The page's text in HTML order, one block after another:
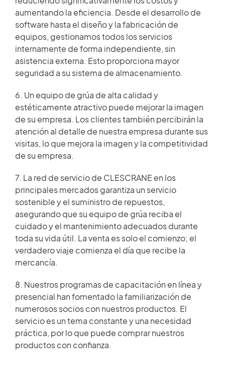
aumentando la eficiencia. Desde el desarrollo de
software hasta el diseño y la fabricación de
equipos, gestionamos todos los servicios
internamente de forma independiente, sin
asistencia externa. Esto proporciona mayor
seguridad a su sistema de almacenamiento.
6. Un equipo de grúa de alta calidad y
estéticamente atractivo puede mejorar la imagen
de su empresa. Los clientes también percibirán la
atención al detalle de nuestra empresa durante sus
visitas, lo que mejora la imagen y la competitividad
de su empresa.
7. La red de servicio de CLESCRANE en los
principales mercados garantiza un servicio
sostenible y el suministro de repuestos,
asegurando que su equipo de grúa reciba el
cuidado y el mantenimiento adecuados durante
toda su vida útil. La venta es solo el comienzo; el
verdadero viaje comienza el día que recibe la
mercancía.
8. Nuestros programas de capacitación en línea y
presencial han fomentado la familiarización de
numerosos socios con nuestros productos. El
servicio es un tema constante y una necesidad
práctica, por lo que puede comprar nuestros
productos con confianza.